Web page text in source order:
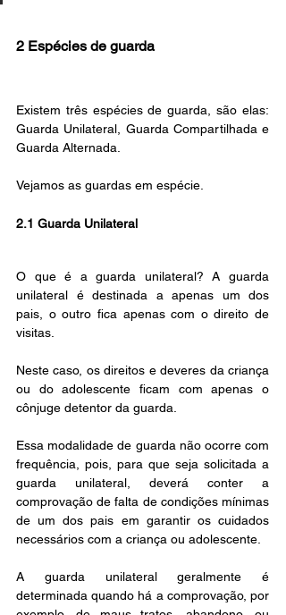
2 Espécies de guarda
Existem três espécies de guarda, são elas:
Guarda Unilateral, Guarda Compartilhada e
Guarda Alternada.
Vejamos as guardas em espécie.
2.1 Guarda Unilateral
O que é a guarda unilateral? A guarda
unilateral é destinada a apenas um dos
pais, o outro fica apenas com o direito de
visitas.
Neste caso, os direitos e deveres da criança
ou do adolescente ficam com apenas o
cônjuge detentor da guarda.
Essa modalidade de guarda não ocorre com
frequência, pois, para que seja solicitada a
guarda unilateral, deverá conter a
comprovação de falta de condições mínimas
de um dos pais em garantir os cuidados
necessários com a criança ou adolescente.
A guarda unilateral geralmente é
determinada quando há a comprovação, por